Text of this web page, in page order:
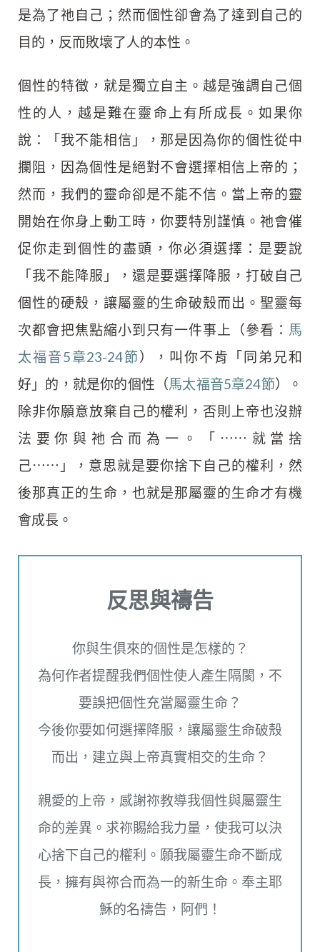
是為了祂自己；然而個性卻會為了達到自己的
目的，反而敗壞了人的本性。
個性的特徵，就是獨立自主。越是強調自己個
性的人，越是難在靈命上有所成長。如果你
說：「我不能相信」，那是因為你的個性從中
攔阻，因為個性是絕對不會選擇相信上帝的；
然而，我們的靈命卻是不能不信。當上帝的靈
開始在你身上動工時，你要特別謹慎。祂會催
促你走到個性的盡頭，你必須選擇：是要說
「我不能降服」，還是要選擇降服，打破自己
個性的硬殼，讓屬靈的生命破殼而出。聖靈每
次都會把焦點縮小到只有一件事上（參看： 馬
太福音5章23-24節），叫你不肯「同弟兄和
好」的，就是你的個性（馬太福音5章24節）。
除非你願意放棄自己的權利，否則上帝也沒辦
法要你與祂合而為一。「⋯⋯就當捨
己⋯⋯」，意思就是要你捨下自己的權利，然
後那真正的生命，也就是那屬靈的生命才有機
會成長。
反思與禱告
你與生俱來的個性是怎樣的？
為何作者提醒我們個性使人產生隔閡，不
要誤把個性充當屬靈生命？
今後你要如何選擇降服，讓屬靈生命破殼
而出，建立與上帝真實相交的生命？
親愛的上帝，感謝祢教導我個性與屬靈生
命的差異。求祢賜給我力量，使我可以決
心捨下自己的權利。願我屬靈生命不斷成
長，擁有與祢合而為一的新生命。奉主耶
穌的名禱告，阿們！